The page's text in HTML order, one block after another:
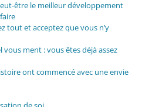
être le meilleur développement
tout et acceptez que vous n’y
ment : vous êtes déjà assez
ont commencé avec une envie